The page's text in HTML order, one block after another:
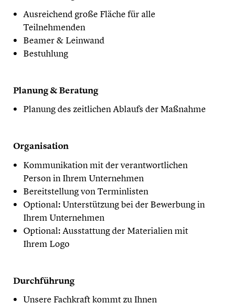
Ausreichend große Fläche für alle
Teilnehmenden
Beamer & Leinwand
Bestuhlung
Planung & Beratung
Planung des zeitlichen Ablaufs der Maßnahme
Organisation
Kommunikation mit der verantwortlichen
Person in Ihrem Unternehmen
Bereitstellung von Terminlisten
Optional: Unterstützung bei der Bewerbung in
Ihrem Unternehmen
Optional: Ausstattung der Materialien mit
Ihrem Logo
Durchführung
Unsere Fachkraft kommt zu Ihnen